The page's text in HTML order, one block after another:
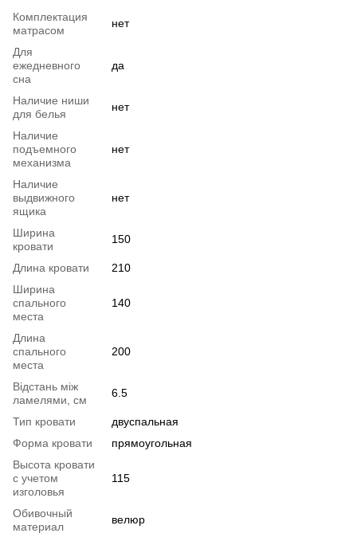
Комплектация
матрасом
нет
Для
ежедневного
сна
да
Наличие ниши
для белья
нет
Наличие
подъемного
механизма
нет
Наличие
выдвижного
ящика
нет
Ширина
кровати
150
Длина кровати
210
Ширина
спального
места
140
Длина
спального
места
200
Відстань між
ламелями, см
6.5
Тип кровати
двуспальная
Форма кровати
прямоугольная
Высота кровати
с учетом
изголовья
115
Обивочный
материал
велюр